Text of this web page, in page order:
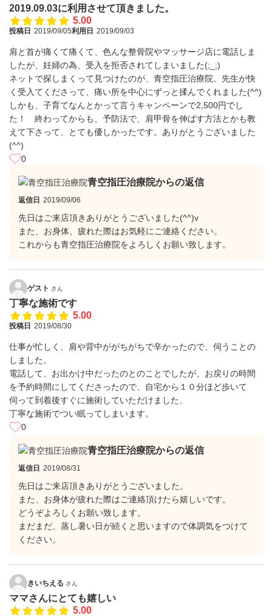
2019.09.03に利用させて頂きました。
5.00
投稿日 2019/09/05利用日 2019/09/03
肩と首が痛くて痛くて、色んな整骨院やマッサージ店に電話しま
したが、妊婦の為、受入を拒否されてしまいました(;_;)
ネットで探しまくって見つけたのが、青空指圧治療院。先生が快
く受入てくださって、痛い所を中心にずっと揉んでくれました(^^)
しかも、子育てなんとかって言うキャンペーンで2,500円でし
た！ 終わってからも、予防法で、肩甲骨を伸ばす方法とかも教
えて下さって、とても優しかったです。ありがとうございました
(^^)
0
青空指圧治療院からの返信
返信日 2019/09/06
先日はご来店頂きありがとうございました(^^)v
また、お身体、疲れた際はお気軽にご連絡ください。
これからも青空指圧治療院をよろしくお願い致します。
ゲスト さん
丁寧な施術です
5.00
投稿日 2019/08/30
仕事が忙しく、肩や背中ががちがちで辛かったので、伺うことの
しました。
電話して、お出かけ中だったのとのことでしたが、お戻りの時間
を予約時間にしてくださったので、自宅から１０分ほど歩いて
伺って到着後すぐに施術していただけました、
丁寧な施術でつい眠ってしまいます。
0
青空指圧治療院からの返信
返信日 2019/08/31
先日はご来店頂きありがとうございました。
また、お身体が疲れた際はご連絡頂けたら嬉しいです。
どうぞよろしくお願い致します。
まだまだ、蒸し暑い日が続くと思いますので体調気をつけて
ください。
きいちえる さん
ママさんにとても嬉しい
5.00